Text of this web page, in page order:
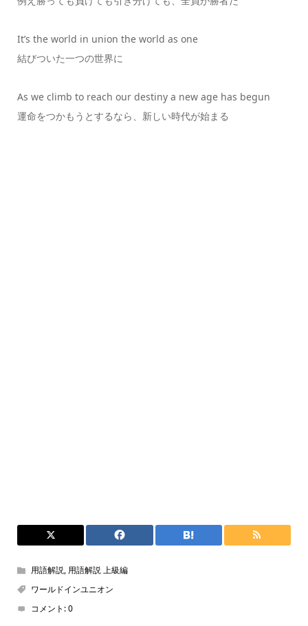
It’s the world in union the world as one
結びついた一つの世界に
As we climb to reach our destiny a new age has begun
運命をつかもうとするなら、新しい時代が始まる
用語解説, 用語解説 上級編
ワールドインユニオン
コメント:0